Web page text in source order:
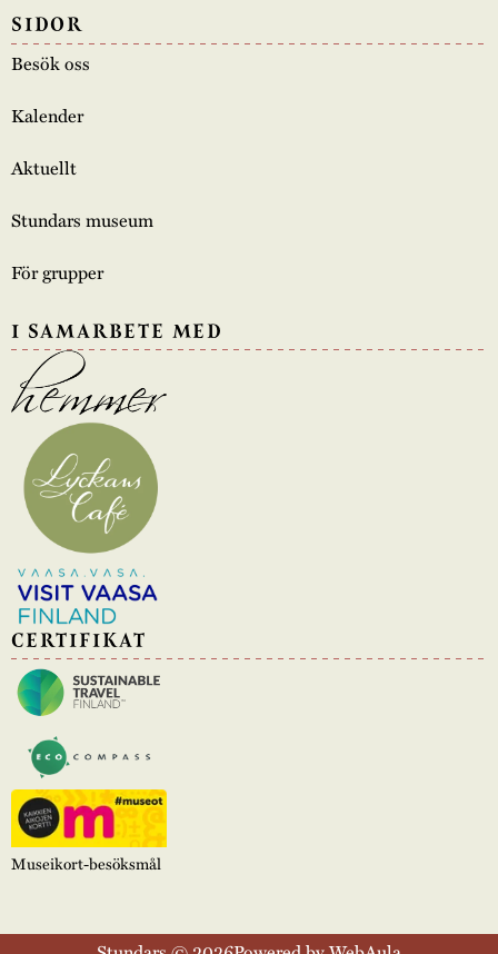
SIDOR
Besök oss
Kalender
Aktuellt
Stundars museum
För grupper
I SAMARBETE MED
CERTIFIKAT
Museikort-besöksmål